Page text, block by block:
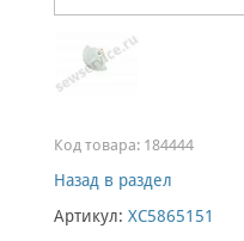
Код товара: 184444
Назад в раздел
Артикул: XC5865151